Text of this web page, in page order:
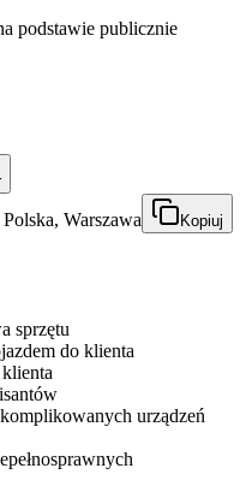
podstawie publicznie
Warszawa Kopiuj
sprzętu
do klienta
urządzeń